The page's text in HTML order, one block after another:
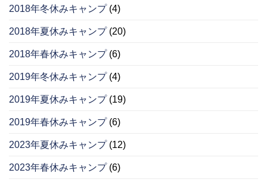
2018年冬休みキャンプ(4)
2018年夏休みキャンプ(20)
2018年春休みキャンプ(6)
2019年冬休みキャンプ(4)
2019年夏休みキャンプ(19)
2019年春休みキャンプ(6)
2023年夏休みキャンプ(12)
2023年春休みキャンプ(6)